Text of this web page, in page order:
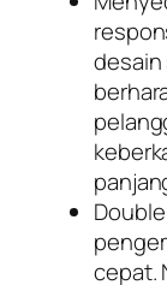
desain
cepat.